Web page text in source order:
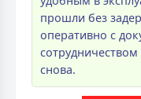
прошли без
оперативно с
снова.